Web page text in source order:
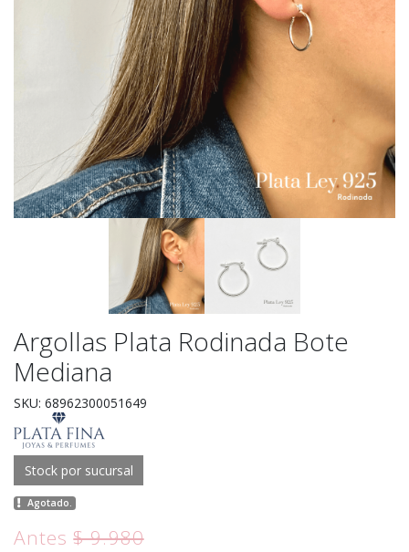
Argollas Plata Rodinada Bote
Mediana
SKU: 68962300051649
Stock por sucursal
Agotado.
Antes$ 9.980